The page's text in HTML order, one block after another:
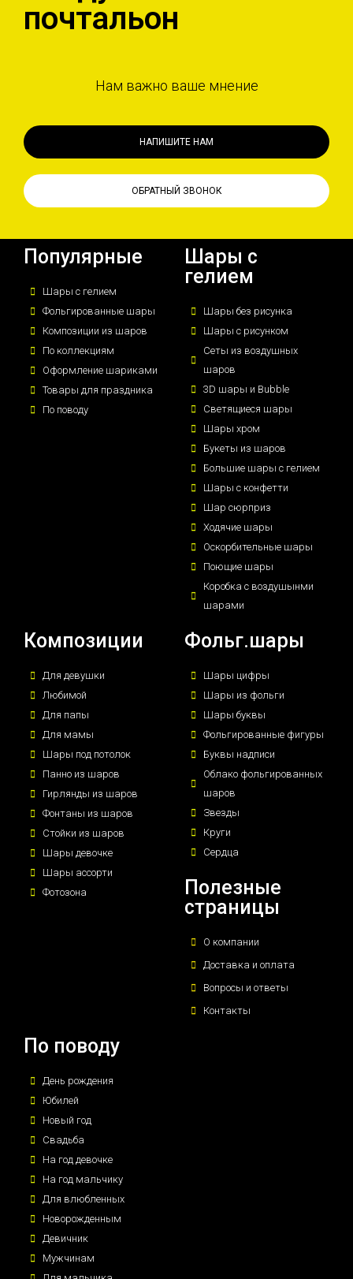
почтальон
Нам важно ваше мнение
НАПИШИТЕ НАМ
ОБРАТНЫЙ ЗВОНОК
Популярные
Шары с гелием
Фольгированные шары
Композиции из шаров
По коллекциям
Оформление шариками
Товары для праздника
По поводу
Шары с
гелием
Шары без рисунка
Шары с рисунком
Сеты из воздушных
шаров
3D шары и Bubble
Светящиеся шары
Шары хром
Букеты из шаров
Большие шары с гелием
Шары с конфетти
Шар сюрприз
Ходячие шары
Оскорбительные шары
Поющие шары
Коробка с воздушынми
шарами
Композиции
Для девушки
Любимой
Для папы
Для мамы
Шары под потолок
Панно из шаров
Гирлянды из шаров
Фонтаны из шаров
Стойки из шаров
Шары девочке
Шары ассорти
Фотозона
Фольг.шары
Шары цифры
Шары из фольги
Шары буквы
Фольгированные фигуры
Буквы надписи
Облако фольгированных
шаров
Звезды
Круги
Сердца
Полезные
страницы
О компании
Доставка и оплата
Вопросы и ответы
Контакты
По поводу
День рождения
Юбилей
Новый год
Свадьба
На год девочке
На год мальчику
Для влюбленных
Новорожденным
Девичник
Мужчинам